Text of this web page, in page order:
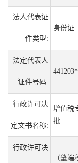
法人代表证
件类型:
身份证
法定代表人
证件号码:
行政许可决
定文书名称:
增值税
批
行政许可决
（肇